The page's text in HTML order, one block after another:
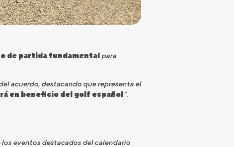
de partida fundamental para
acuerdo, destacando que representa el
en beneficio del golf español”.
eventos destacados del calendario